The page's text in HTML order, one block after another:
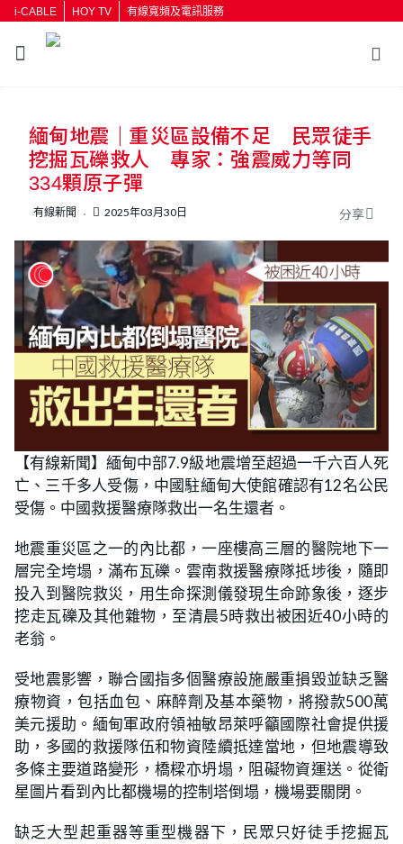
i-CABLE HOY TV 有線寬頻及電訊服務
按輸入鍵開始搜尋
緬甸地震｜重災區設備不足 民眾徒手
挖掘瓦礫救人 專家：強震威力等同
334顆原子彈
有線新聞 2025年03月30日 分享
【有線新聞】緬甸中部7.9級地震增至超過一千六百人死
亡、三千多人受傷，中國駐緬甸大使館確認有12名公民
受傷。中國救援醫療隊救出一名生還者。
地震重災區之一的內比都，一座樓高三層的醫院地下一
層完全垮塌，滿布瓦礫。雲南救援醫療隊抵埗後，隨即
投入到醫院救災，用生命探測儀發現生命跡象後，逐步
挖走瓦礫及其他雜物，至清晨5時救出被困近40小時的
老翁。
受地震影響，聯合國指多個醫療設施嚴重損毀並缺乏醫
療物資，包括血包、麻醉劑及基本藥物，將撥款500萬
美元援助。緬甸軍政府領袖敏昂萊呼籲國際社會提供援
助，多國的救援隊伍和物資陸續抵達當地，但地震導致
多條主要道路變形，橋樑亦坍塌，阻礙物資運送。從衛
星圖片看到內比都機場的控制塔倒塌，機場要關閉。
缺乏大型起重器等重型機器下，民眾只好徒手挖掘瓦